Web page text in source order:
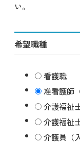
い。
希望職種
看護職
准看護師
介護福祉
介護福祉
介護員（